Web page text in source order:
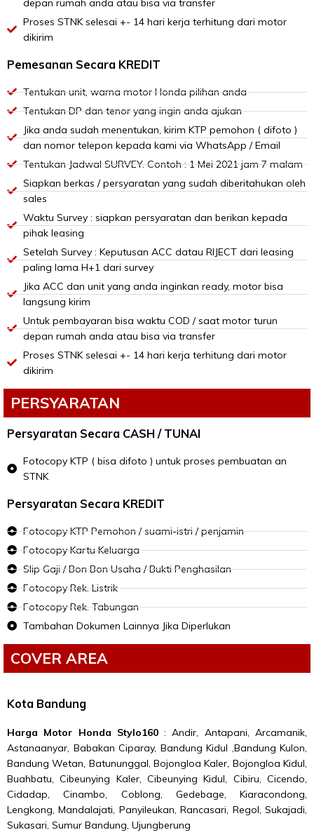
depan rumah anda atau bisa via transfer
Proses STNK selesai +- 14 hari kerja terhitung dari motor
dikirim
Pemesanan Secara KREDIT
Tentukan unit, warna motor Honda pilihan anda
Tentukan DP dan tenor yang ingin anda ajukan
Jika anda sudah menentukan, kirim KTP pemohon ( difoto )
dan nomor telepon kepada kami via WhatsApp / Email
Tentukan Jadwal SURVEY. Contoh : 1 Mei 2021 jam 7 malam
Siapkan berkas / persyaratan yang sudah diberitahukan oleh
sales
Waktu Survey : siapkan persyaratan dan berikan kepada
pihak leasing
Setelah Survey : Keputusan ACC datau RIJECT dari leasing
paling lama H+1 dari survey
Jika ACC dan unit yang anda inginkan ready, motor bisa
langsung kirim
Untuk pembayaran bisa waktu COD / saat motor turun
depan rumah anda atau bisa via transfer
Proses STNK selesai +- 14 hari kerja terhitung dari motor
dikirim
PERSYARATAN
Persyaratan Secara CASH / TUNAI
Fotocopy KTP ( bisa difoto ) untuk proses pembuatan an
STNK
Persyaratan Secara KREDIT
Fotocopy KTP Pemohon / suami-istri / penjamin
Fotocopy Kartu Keluarga
Slip Gaji / Bon Bon Usaha / Bukti Penghasilan
Fotocopy Rek. Listrik
Fotocopy Rek. Tabungan
Tambahan Dokumen Lainnya Jika Diperlukan
COVER AREA
Kota Bandung
Harga Motor Honda Stylo160: Andir, Antapani, Arcamanik,
Astanaanyar, Babakan Ciparay, Bandung Kidul ,Bandung Kulon,
Bandung Wetan, Batununggal, Bojongloa Kaler, Bojongloa Kidul,
Buahbatu, Cibeunying Kaler, Cibeunying Kidul, Cibiru, Cicendo,
Cidadap, Cinambo, Coblong, Gedebage, Kiaracondong,
Lengkong, Mandalajati, Panyileukan, Rancasari, Regol, Sukajadi,
Sukasari, Sumur Bandung, Ujungberung